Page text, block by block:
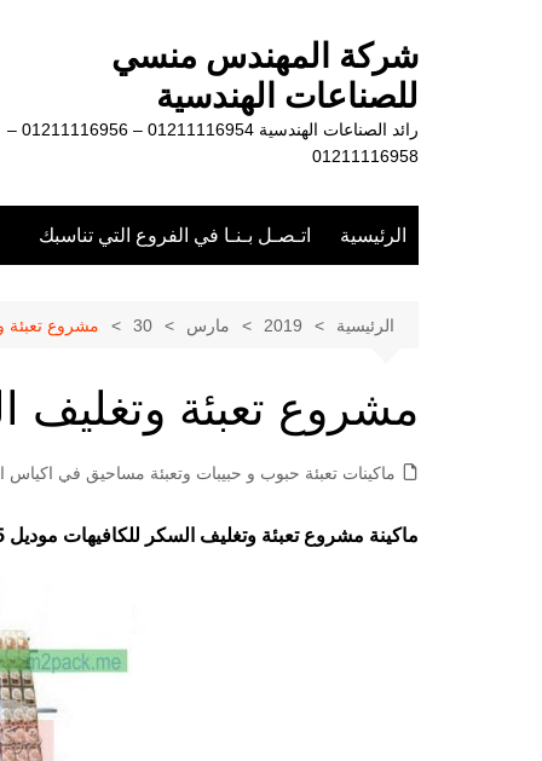
شركة المهندس منسي
للصناعات الهندسية
رائد الصناعات الهندسية 01211116954 – 01211116956 –
01211116958
الرئيسية اتـصـل بـنـا في الفروع التي تناسبك
الرئيسية 2019 مارس 30 مشروع تعبئة
مشروع تعبئة وتغليف
ماكينات تعبئة حبوب و حبيبات وتعبئة مساحيق في اكياس
ماكينة مشروع تعبئة وتغليف السكر للكافيهات موديل 905 ماركة